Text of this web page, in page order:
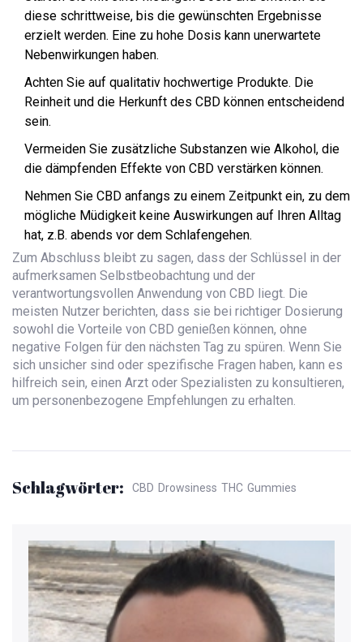
diese schrittweise, bis die gewünschten Ergebnisse
erzielt werden. Eine zu hohe Dosis kann unerwartete
Nebenwirkungen haben.
Achten Sie auf qualitativ hochwertige Produkte. Die
Reinheit und die Herkunft des CBD können entscheidend
sein.
Vermeiden Sie zusätzliche Substanzen wie Alkohol, die
die dämpfenden Effekte von CBD verstärken können.
Nehmen Sie CBD anfangs zu einem Zeitpunkt ein, zu dem
mögliche Müdigkeit keine Auswirkungen auf Ihren Alltag
hat, z.B. abends vor dem Schlafengehen.
Zum Abschluss bleibt zu sagen, dass der Schlüssel in der
aufmerksamen Selbstbeobachtung und der
verantwortungsvollen Anwendung von CBD liegt. Die
meisten Nutzer berichten, dass sie bei richtiger Dosierung
sowohl die Vorteile von CBD genießen können, ohne
negative Folgen für den nächsten Tag zu spüren. Wenn Sie
sich unsicher sind oder spezifische Fragen haben, kann es
hilfreich sein, einen Arzt oder Spezialisten zu konsultieren,
um personenbezogene Empfehlungen zu erhalten.
Schlagwörter: CBD Drowsiness THC Gummies